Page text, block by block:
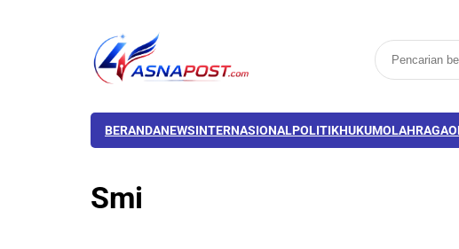
BERANDANEWSINTERNASIONALPOLITIKHUKUMOLAHRAGA
Smi